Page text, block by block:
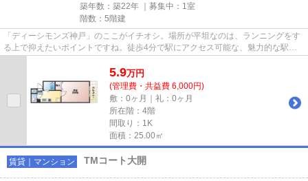
築年数：築22年 ｜募集中： 1室
階数：5階建
「ディーシモンズ神戸」のここがイチオシ。場所が平坦なのは、ランニングをす
る上で抑えたいポイントですね。徒歩4分で駅にアクセス可能な、魅力的な駅近
5.9万円
(管理費・共益費 6,000円)
敷：0ヶ月｜礼：0ヶ月
所在階：4階
間取り：1K
面積：25.00㎡
賃貸｜マンション TMコート大開